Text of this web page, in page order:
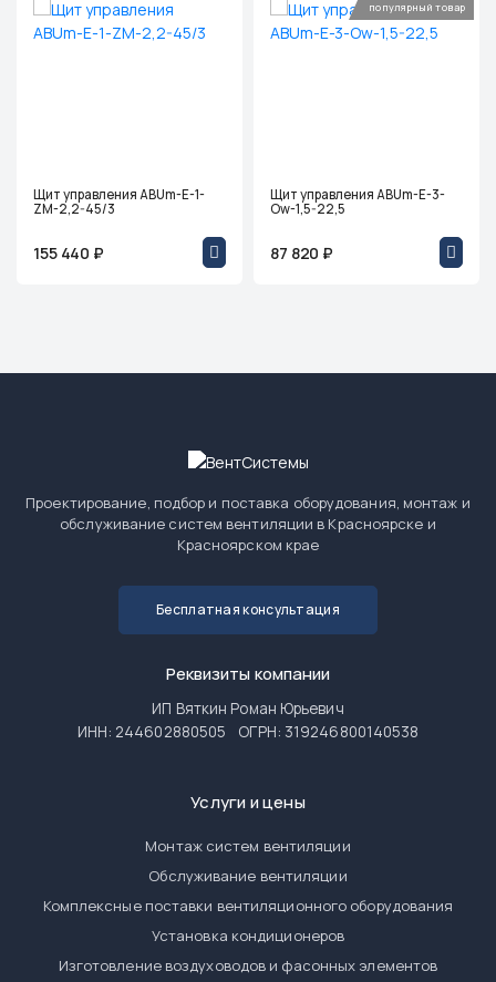
Щит управления ABUm-E-1-
ZM-2,2-45/3
155 440 ₽
популярный товар
Щит управления ABUm-E-3-
Ow-1,5-22,5
87 820 ₽
Проектирование, подбор и поставка оборудования, монтаж и
обслуживание систем вентиляции в Красноярске и
Красноярском крае
Бесплатная консультация
Реквизиты компании
ИП Вяткин Роман Юрьевич
ИНН: 244602880505
ОГРН: 319246800140538
Услуги и цены
Монтаж систем вентиляции
Обслуживание вентиляции
Комплексные поставки вентиляционного оборудования
Установка кондиционеров
Изготовление воздуховодов и фасонных элементов